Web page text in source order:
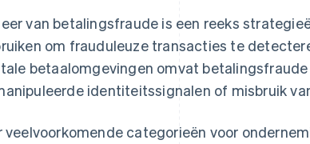
van betalingsfraude is een reeks
om frauduleuze transacties te
betaalomgevingen omvat
identiteitssignalen of misbruik
veelvoorkomende categorieën voor